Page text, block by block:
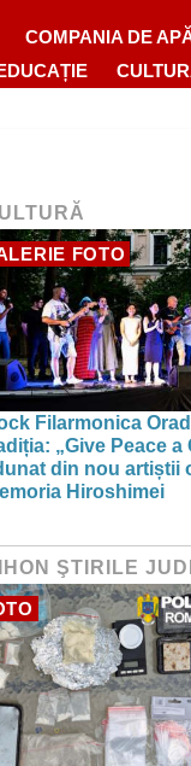
COMPANIA DE
FOTO
Filarmonica
„Give Peace a
din nou artiștii
Hiroshimei
ŞTIRILE